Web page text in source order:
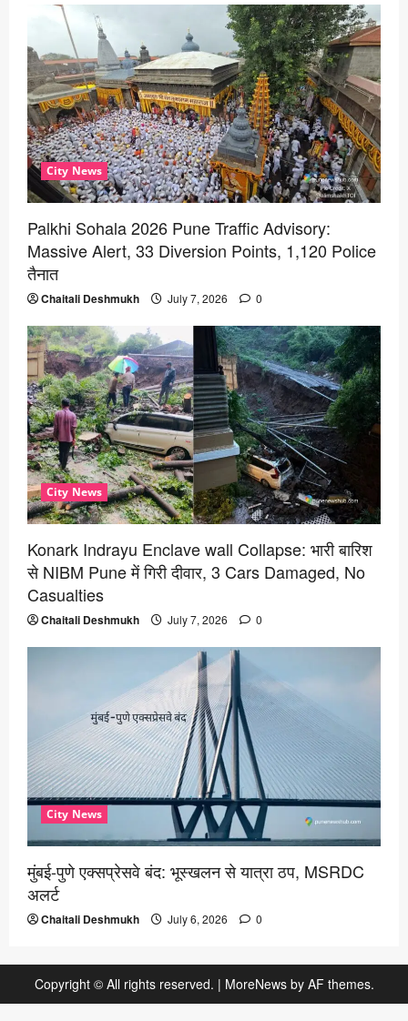
City News
Palkhi Sohala 2026 Pune Traffic Advisory:
Massive Alert, 33 Diversion Points, 1,120 Police
तैनात
Chaitali Deshmukh July 7, 2026 0
City News
Konark Indrayu Enclave wall Collapse: भारी बारिश
से NIBM Pune में गिरी दीवार, 3 Cars Damaged, No
Casualties
Chaitali Deshmukh July 7, 2026 0
City News
मुंबई-पुणे एक्सप्रेसवे बंद: भूस्खलन से यात्रा ठप, MSRDC
अलर्ट
Chaitali Deshmukh July 6, 2026 0
Copyright © All rights reserved. | MoreNewsby AF themes.